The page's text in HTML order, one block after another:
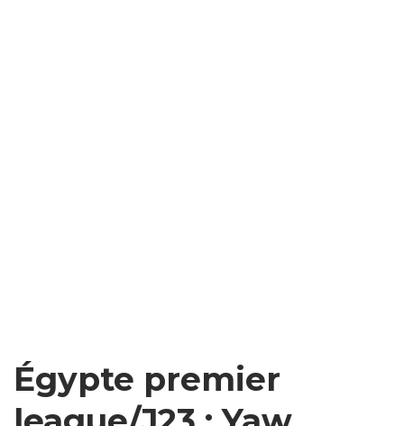
Égypte premier